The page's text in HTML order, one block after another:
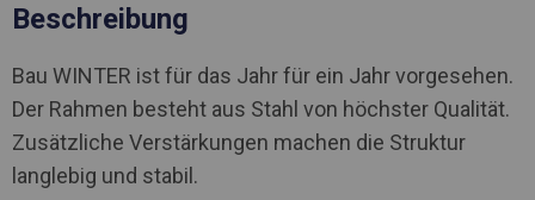
Beschreibung
Bau WINTER ist für das Jahr für ein Jahr vorgesehen.
Der Rahmen besteht aus Stahl von höchster Qualität.
Zusätzliche Verstärkungen machen die Struktur
langlebig und stabil.